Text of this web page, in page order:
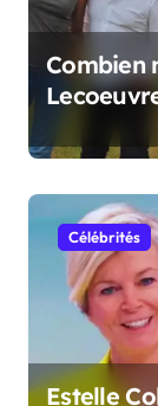
Combien
et
Célébrités
Estelle